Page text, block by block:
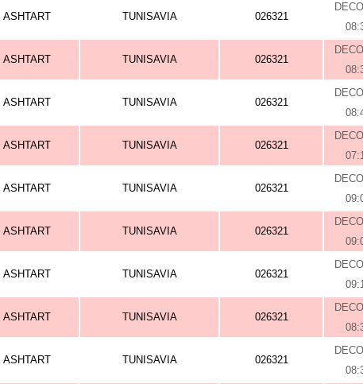
ASHTART TUNISAVIA 026321
ASHTART TUNISAVIA 026321
ASHTART TUNISAVIA 026321
ASHTART TUNISAVIA 026321
ASHTART TUNISAVIA 026321
ASHTART TUNISAVIA 026321
ASHTART TUNISAVIA 026321
ASHTART TUNISAVIA 026321
ASHTART TUNISAVIA 026321